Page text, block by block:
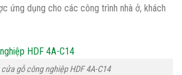
ứng dụng cho các công trình nhà ở, khách
gỗ công nghiệp HDF 4A-C14